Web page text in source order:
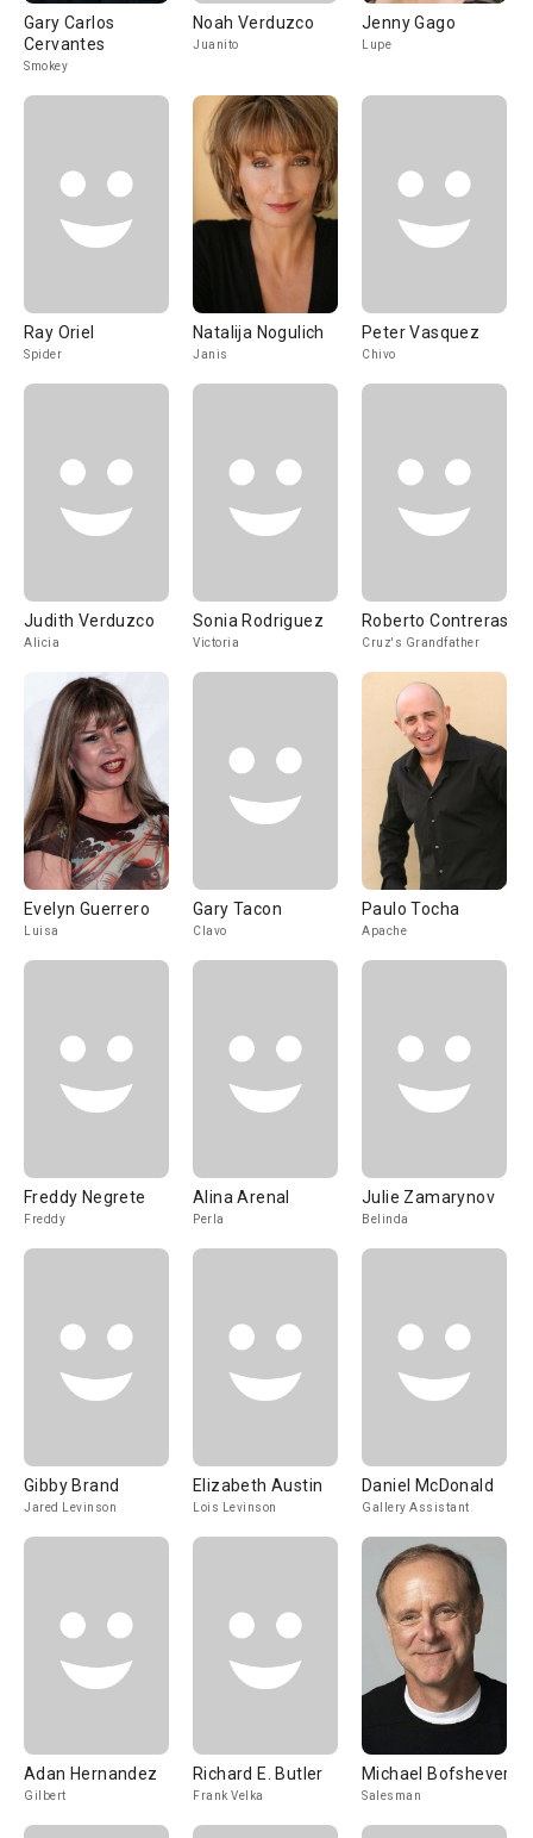
Gary Carlos
Cervantes
Smokey
Noah Verduzco
Juanito
Jenny Gago
Lupe
Ray Oriel
Spider
Natalija Nogulich
Janis
Peter Vasquez
Chivo
Judith Verduzco
Alicia
Sonia Rodriguez
Victoria
Roberto Contreras
Cruz's Grandfather
Evelyn Guerrero
Luisa
Gary Tacon
Clavo
Paulo Tocha
Apache
Freddy Negrete
Freddy
Alina Arenal
Perla
Julie Zamarynov
Belinda
Gibby Brand
Jared Levinson
Elizabeth Austin
Lois Levinson
Daniel McDonald
Gallery Assistant
Adan Hernandez
Gilbert
Richard E. Butler
Frank Velka
Michael Bofshever
Salesman